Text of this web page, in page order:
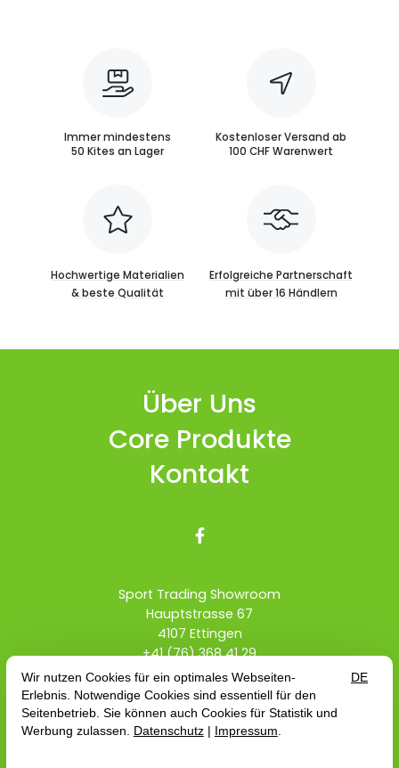
Immer mindestens
50 Kites an Lager
Kostenloser Versand ab
100 CHF Warenwert
Hochwertige Materialien
& beste Qualität
Erfolgreiche Partnerschaft
mit über 16 Händlern
Über Uns
Core Produkte
Kontakt

Sport Trading Showroom
Hauptstrasse 67
4107 Ettingen
+41 (76) 368 41 29
info@sport-trading.ch
Händler Schweiz Teamrider